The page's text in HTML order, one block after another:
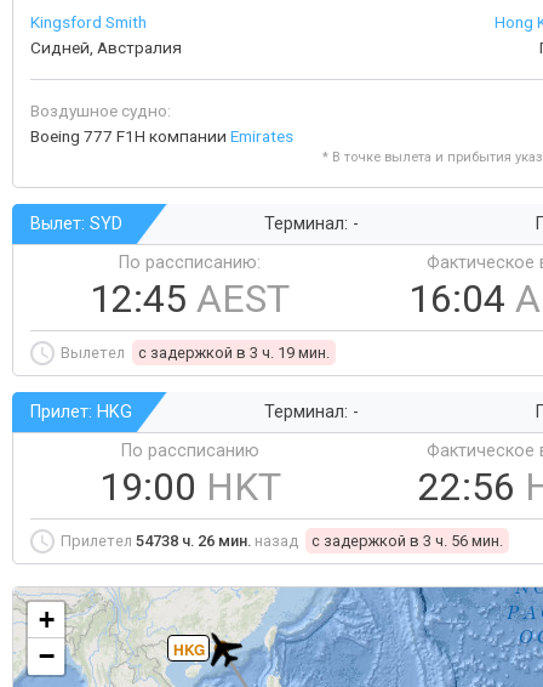
Kingsford Smith
Сидней, Австралия
Hong
Воздушное судно:
Boeing 777 F1H компании Emirates
* В точке вылета и прибытия
Вылет: SYD Терминал: -
По рассписанию:
12:45 AEST
Фактическое
16:04
Вылетел c задержкой в 3 ч. 19 мин.
Прилет: HKG Терминал: -
По рассписанию
19:00 HKT
Фактическое
22:56
Прилетел 54738 ч. 26 мин. назад c задержкой в 3 ч. 56 мин.
HKG
+
−